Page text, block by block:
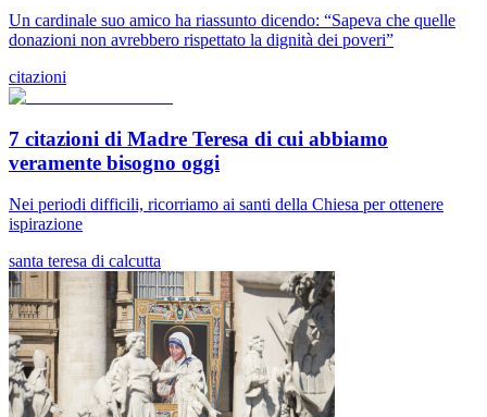
Un cardinale suo amico ha riassunto dicendo: “Sapeva che quelle
donazioni non avrebbero rispettato la dignità dei poveri”
citazioni
7 citazioni di Madre Teresa di cui abbiamo
veramente bisogno oggi
Nei periodi difficili, ricorriamo ai santi della Chiesa per ottenere
ispirazione
santa teresa di calcutta